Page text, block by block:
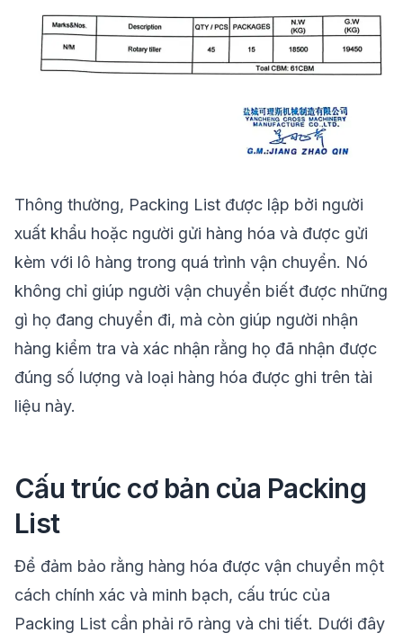
Thông thường, Packing List được lập bởi người
xuất khẩu hoặc người gửi hàng hóa và được gửi
kèm với lô hàng trong quá trình vận chuyển. Nó
không chỉ giúp người vận chuyển biết được những
gì họ đang chuyển đi, mà còn giúp người nhận
hàng kiểm tra và xác nhận rằng họ đã nhận được
đúng số lượng và loại hàng hóa được ghi trên tài
liệu này.
Cấu trúc cơ bản của Packing
List
Để đảm bảo rằng hàng hóa được vận chuyển một
cách chính xác và minh bạch, cấu trúc của
Packing List cần phải rõ ràng và chi tiết. Dưới đây